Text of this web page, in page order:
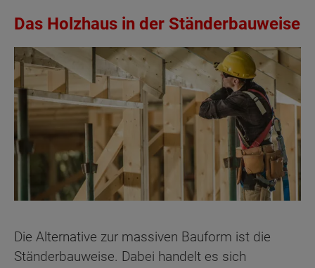
Das Holzhaus in der Ständerbauweise
Die Alternative zur massiven Bauform ist die
Ständerbauweise. Dabei handelt es sich